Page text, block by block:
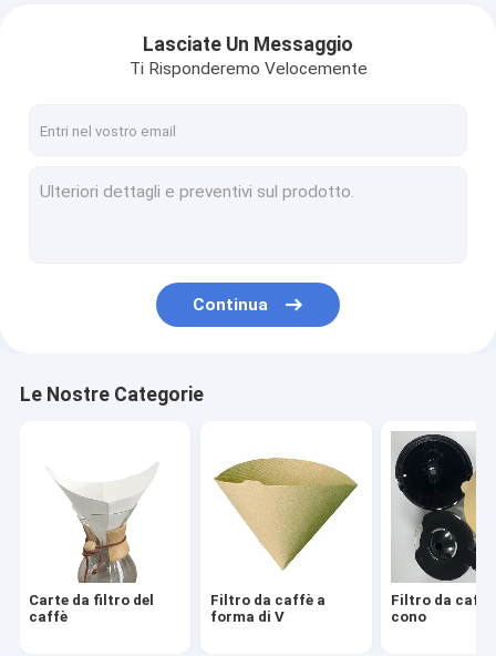
Filtro da caffè del canestro
Filtro da caffè di Chemex
Filtro da caffè biodegradabile
Accessori del filtrante di caffè
Carta del filtro dell'olio
Carta per friggitrice ad aria
Lasciate Un Messaggio
Ti Risponderemo Velocemente
Continua
Le Nostre Categorie
Carte da filtro del
caffè
Filtro da caffè a
forma di V
Filtro da caffè
cono